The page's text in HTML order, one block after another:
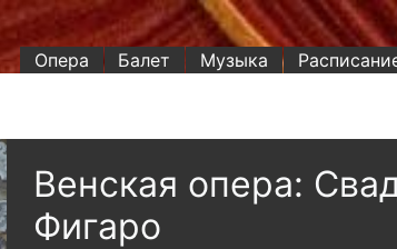
Опера Балет Музыка
Венская опера:
Фигаро